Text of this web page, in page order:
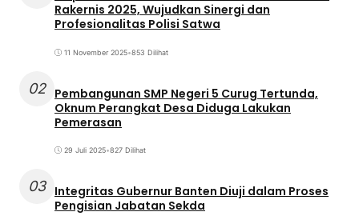
Rakernis 2025, Wujudkan Sinergi dan
Profesionalitas Polisi Satwa
11 November 2025•853 Dilihat
02 Pembangunan SMP Negeri 5 Curug Tertunda,
Oknum Perangkat Desa Diduga Lakukan
Pemerasan
29 Juli 2025•827 Dilihat
03 Integritas Gubernur Banten Diuji dalam Proses
Pengisian Jabatan Sekda